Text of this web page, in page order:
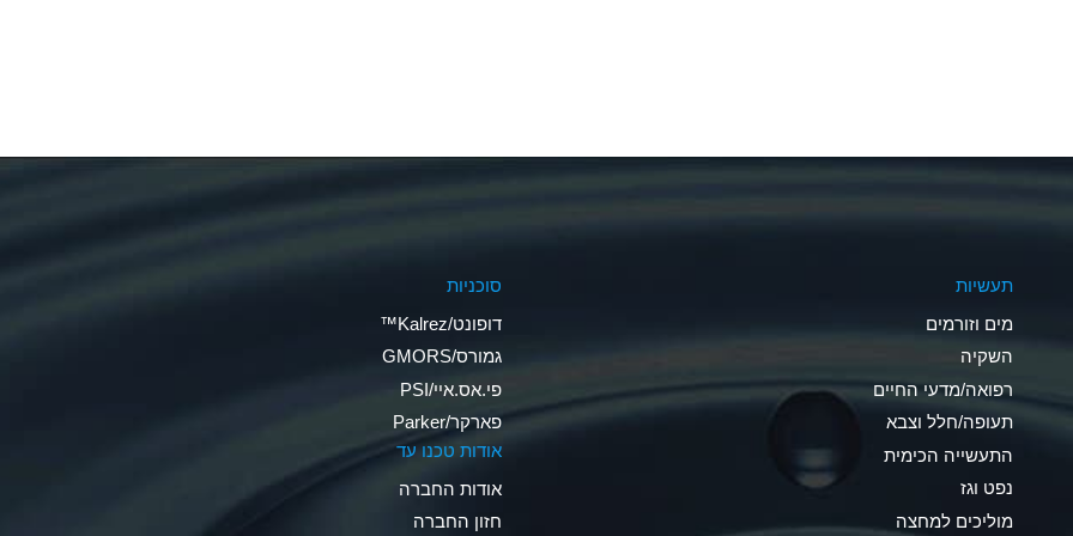
A
B
A
תעשיות
מים וזורמים
השקיה
רפואה/מדעי החיים
תעופה/חלל וצבא
התעשייה הכימית
נפט וגז
מוליכים למחצה
סוכניות
דופונט/Kalrez™
גמורס/GMORS
פי.אס.איי/PSI
פארקר/Parker
אודות טכנו עד
אודות החברה
חזון החברה